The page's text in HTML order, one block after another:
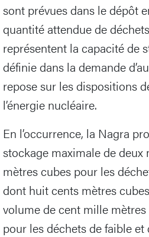
sont prévues dans le dépôt
quantité attendue de
représentent la capacité de
définie dans la demande
repose sur les dispositions
l’énergie nucléaire.
En l’occurrence, la Nagra
stockage maximale de
mètres cubes pour les
dont huit cents mètres
volume de cent mille
pour les déchets de faible